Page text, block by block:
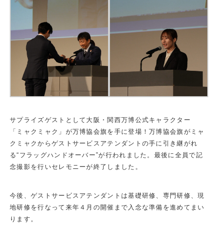
サプライズゲストとして大阪・関西万博公式キャラクター
「ミャクミャク」が万博協会旗を手に登場！万博協会旗がミャ
クミャクからゲストサービスアテンダントの手に引き継がれ
る“フラッグハンドオーバー”が行われました。最後に全員で記
念撮影を行いセレモニーが終了しました。
今後、ゲストサービスアテンダントは基礎研修、専門研修、現
地研修を行なって来年４月の開催まで入念な準備を進めてまい
ります。